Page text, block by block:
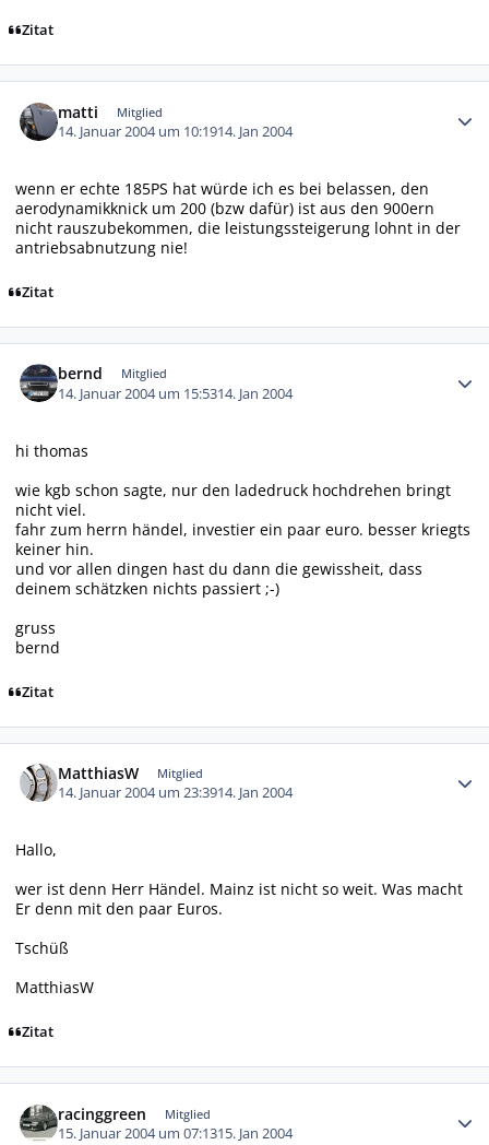
Zitat
matti Mitglied
14. Januar 2004 um 10:1914. Jan 2004
wenn er echte 185PS hat würde ich es bei belassen, den
aerodynamikknick um 200 (bzw dafür) ist aus den 900ern
nicht rauszubekommen, die leistungssteigerung lohnt in der
antriebsabnutzung nie!
Zitat
bernd Mitglied
14. Januar 2004 um 15:5314. Jan 2004
hi thomas
wie kgb schon sagte, nur den ladedruck hochdrehen bringt
nicht viel.
fahr zum herrn händel, investier ein paar euro. besser kriegts
keiner hin.
und vor allen dingen hast du dann die gewissheit, dass
deinem schätzken nichts passiert ;-)
gruss
bernd
Zitat
MatthiasW Mitglied
14. Januar 2004 um 23:3914. Jan 2004
Hallo,
wer ist denn Herr Händel. Mainz ist nicht so weit. Was macht
Er denn mit den paar Euros.
Tschüß
MatthiasW
Zitat
racinggreen Mitglied
15. Januar 2004 um 07:1315. Jan 2004